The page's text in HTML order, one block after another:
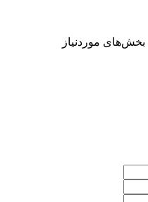
بخش‌های موردنیاز